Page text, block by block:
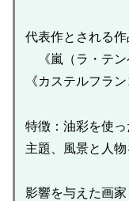
代表作とされる作
《嵐（ラ・テン
《カステルフラ
特徴：油彩を使
主題、風景と人
影響を与えた画家